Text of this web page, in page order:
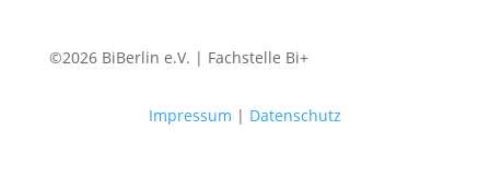
©2026 BiBerlin e.V. | Fachstelle Bi+
Impressum | Datenschutz